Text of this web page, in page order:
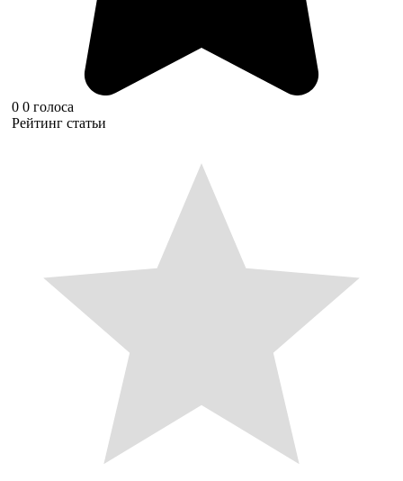
0 0 голоса
Рейтинг статьи